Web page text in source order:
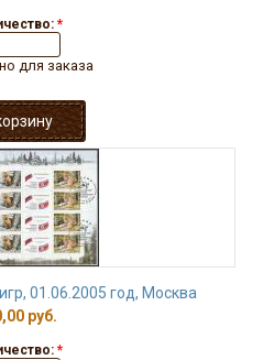
*
для заказа
01.06.2005 год, Москва
руб.
*